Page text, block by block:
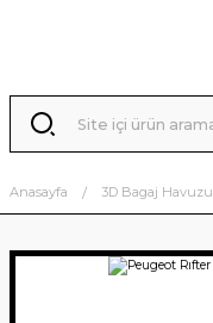
Anasayfa 3D Bagaj Havuzu